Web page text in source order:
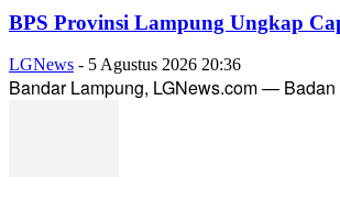
BPS Provinsi Lampung Ungkap
LGNews - 5 Agustus 2026 20:36
Bandar Lampung, LGNews.com —